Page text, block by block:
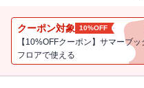
いうアプリって怖いイメージ
だけなら、と勇気を出して返
き。気さくで話しやすい彼は
クーポン対象 10%OFF
【10%OFFクーポン】サマーブ
フロアで使える